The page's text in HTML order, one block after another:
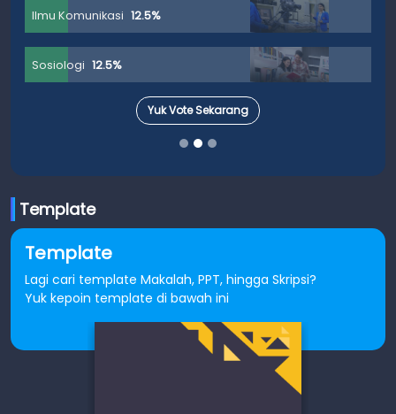
Ilmu Komunikasi 12.5%
Sosiologi 12.5%
Yuk Vote Sekarang
Template
Template
Lagi cari template Makalah, PPT, hingga Skripsi?
Yuk kepoin template di bawah ini